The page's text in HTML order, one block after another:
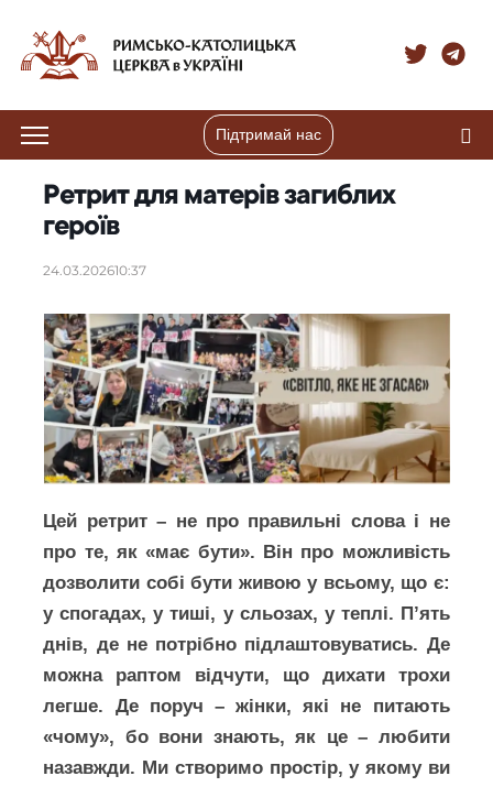
Підтримай нас
Ретрит для матерів загиблих
героїв
24.03.202610:37
Цей ретрит – не про правильні слова і не
про те, як «має бути». Він про можливість
дозволити собі бути живою у всьому, що є:
у спогадах, у тиші, у сльозах, у теплі. Пʼять
днів, де не потрібно підлаштовуватись. Де
можна раптом відчути, що дихати трохи
легше. Де поруч – жінки, які не питають
«чому», бо вони знають, як це – любити
назавжди. Ми створимо простір, у якому ви